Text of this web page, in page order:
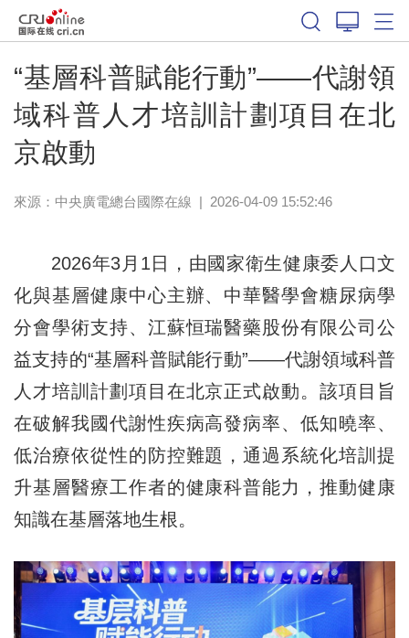
“基層科普賦能行動”——代謝領
域科普人才培訓計劃項目在北
京啟動
來源：中央廣電總台國際在線 | 2026-04-09 15:52:46
2026年3月1日，由國家衛生健康委人口文
化與基層健康中心主辦、中華醫學會糖尿病學
分會學術支持、江蘇恒瑞醫藥股份有限公司公
益支持的“基層科普賦能行動”——代謝領域科普
人才培訓計劃項目在北京正式啟動。該項目旨
在破解我國代謝性疾病高發病率、低知曉率、
低治療依從性的防控難題，通過系統化培訓提
升基層醫療工作者的健康科普能力，推動健康
知識在基層落地生根。